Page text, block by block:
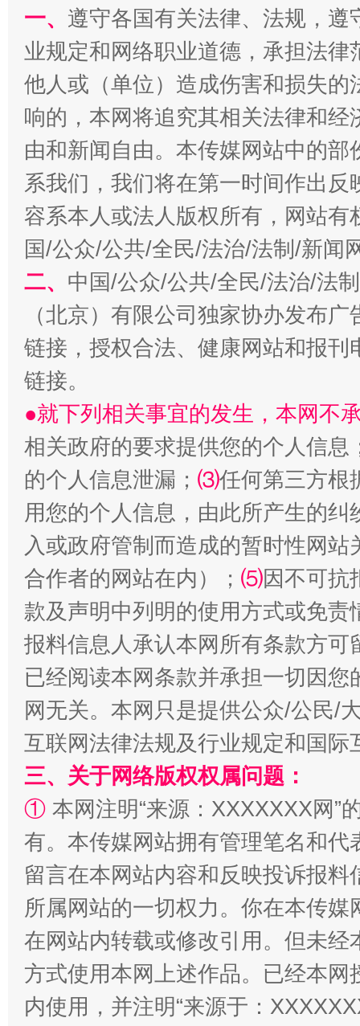
在谋一域中谋全局
习近平的博鳌关键词
魏明亮
“刷贴”乱象丛生
生
揭批美国五大"原罪" "炒
解纷+调解+退费，一次搞定
一、 遵守各国有关法律、法规，
业规定和网络职业道德，承担法
他人或（单位）造成伤害和损失
响的，本网将追究其相关法律和
由和新闻自由。本传媒网站中的
系我们，我们将在第一时间作出
容系本人或法人版权所有，网站
国/公众/公共/全民/法治/法制/新闻
二、 中国/公众/公共/全民/法治/法
（北京）有限公司独家协办发布
链接，授权合法、健康网站和报
链接。
●就下列相关事宜的发生，本网不
相关政府的要求提供您的个人信息
的个人信息泄漏； ⑶任何第三方根
用您的个人信息，由此所产生的纠
入或政府管制而造成的暂时性网
合作者的网站在内）； ⑸因不可抗
款及声明中列明的使用方式或免责
报料信息人承认本网所有条款方
已经阅读本网条款并承担一切因
网无关。本网只是提供公众/公民/
互联网法律法规及行业规定和国
三、关于网络版权权属问题：
① 本网注明“来源：XXXXXXX网”
有。本传媒网站拥有管理笔名和
留言在本网站内容和反映投诉报
所属网站的一切权力。你在本传
在网站内转载或修改引用。但未
方式使用本网上述作品。已经本
内使用，并注明“来源于：